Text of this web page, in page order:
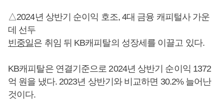
△2024년 상반기 순이익 호조, 4대 금융 캐피털사 가운
데 선두
빈중일은 취임 뒤 KB캐피탈의 성장세를 이끌고 있다.
KB캐피탈은 연결기준으로 2024년 상반기 순이익 1372
억 원을 냈다. 2023년 상반기와 비교하면 30.2% 늘어난
것이다.